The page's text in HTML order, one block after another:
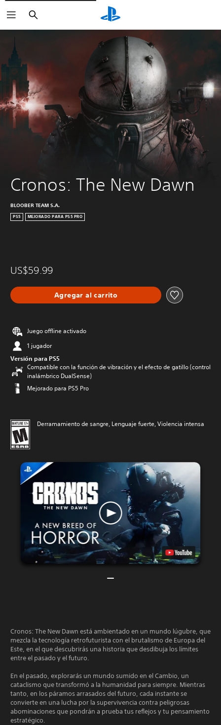
Buscar
Cronos: The New Dawn
BLOOBER TEAM S.A.
PS5 MEJORADO PARA PS5 PRO
US$59.99
Agregar al carrito
Juego offline activado
1 jugador
Versión para PS5
Compatible con la función de vibración y el efecto de gatillo (control
inalámbrico DualSense)
Mejorado para PS5 Pro
Derramamiento de sangre, Lenguaje fuerte, Violencia intensa
Cronos: The New Dawn está ambientado en un mundo lúgubre, que
mezcla la tecnología retrofuturista con el brutalismo de Europa del
Este, en el que descubrirás una historia que desdibuja los límites
entre el pasado y el futuro.
En el pasado, explorarás un mundo sumido en el Cambio, un
cataclismo que transformó a la humanidad para siempre. Mientras
tanto, en los páramos arrasados del futuro, cada instante se
convierte en una lucha por la supervivencia contra peligrosas
abominaciones que pondrán a prueba tus reflejos y tu pensamiento
estratégico.